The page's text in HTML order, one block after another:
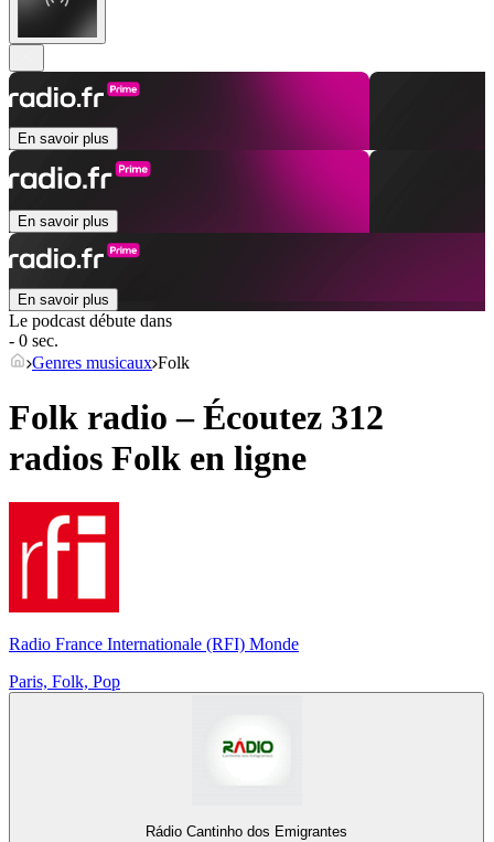
En savoir plus
En savoir plus
En savoir plus
Le podcast débute dans
- 0 sec.
Genres musicaux Folk
Folk radio – Écoutez 312
radios Folk en ligne
Radio France Internationale (RFI) Monde
Paris, Folk, Pop
Rádio Cantinho dos Emigrantes